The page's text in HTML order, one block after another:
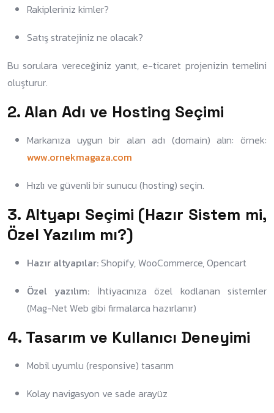
Rakipleriniz kimler?
Satış stratejiniz ne olacak?
Bu sorulara vereceğiniz yanıt, e-ticaret projenizin temelini
oluşturur.
2. Alan Adı ve Hosting Seçimi
Markanıza uygun bir alan adı (domain) alın: örnek:
www.ornekmagaza.com
Hızlı ve güvenli bir sunucu (hosting) seçin.
3. Altyapı Seçimi (Hazır Sistem mi,
Özel Yazılım mı?)
Hazır altyapılar: Shopify, WooCommerce, Opencart
Özel yazılım: İhtiyacınıza özel kodlanan sistemler
(Mag-Net Web gibi firmalarca hazırlanır)
4. Tasarım ve Kullanıcı Deneyimi
Mobil uyumlu (responsive) tasarım
Kolay navigasyon ve sade arayüz